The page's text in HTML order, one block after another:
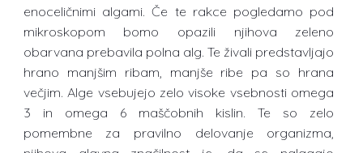
enoceličnimi algami. Če te rakce pogledamo pod
mikroskopom bomo opazili njihova zeleno
obarvana prebavila polna alg. Te živali predstavljajo
hrano manjšim ribam, manjše ribe pa so hrana
večjim. Alge vsebujejo zelo visoke vsebnosti omega
3 in omega 6 maščobnih kislin. Te so zelo
pomembne za pravilno delovanje organizma,